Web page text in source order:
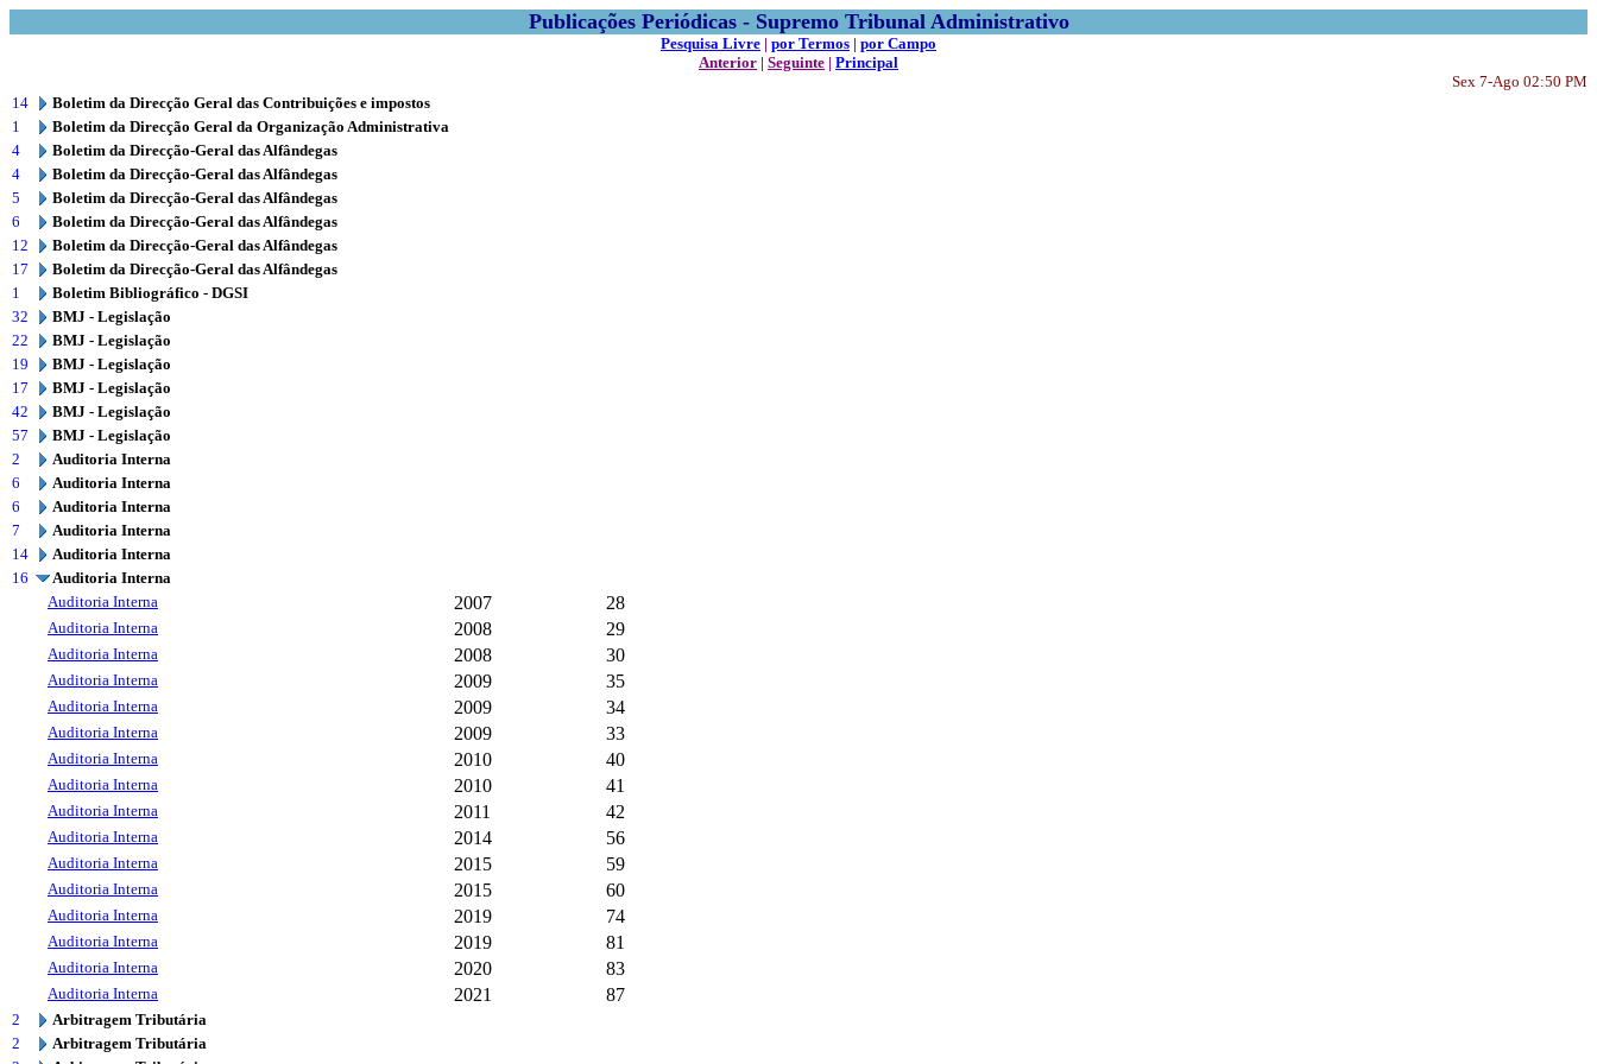
Publicações Periódicas - Supremo Tribunal Administrativo
Pesquisa Livre | por Termos | por Campo
Anterior | Seguinte | Principal
Sex 7-Ago 02:50 PM
14
Boletim da Direcção Geral das Contribuições e impostos
1
Boletim da Direcção Geral da Organização Administrativa
4
Boletim da Direcção-Geral das Alfândegas
4
Boletim da Direcção-Geral das Alfândegas
5
Boletim da Direcção-Geral das Alfândegas
6
Boletim da Direcção-Geral das Alfândegas
12
Boletim da Direcção-Geral das Alfândegas
17
Boletim da Direcção-Geral das Alfândegas
1
Boletim Bibliográfico - DGSI
32
BMJ - Legislação
22
BMJ - Legislação
19
BMJ - Legislação
17
BMJ - Legislação
42
BMJ - Legislação
57
BMJ - Legislação
2
Auditoria Interna
6
Auditoria Interna
6
Auditoria Interna
7
Auditoria Interna
14
Auditoria Interna
16
Auditoria Interna
Auditoria Interna
2007 28
Auditoria Interna 2008 29
Auditoria Interna 2008 30
Auditoria Interna 2009 35
Auditoria Interna 2009 34
Auditoria Interna 2009 33
Auditoria Interna 2010 40
Auditoria Interna 2010 41
Auditoria Interna 2011 42
Auditoria Interna 2014 56
Auditoria Interna 2015 59
Auditoria Interna 2015 60
Auditoria Interna 2019 74
Auditoria Interna 2019 81
Auditoria Interna 2020 83
Auditoria Interna 2021 87
2
Arbitragem Tributária
2
Arbitragem Tributária